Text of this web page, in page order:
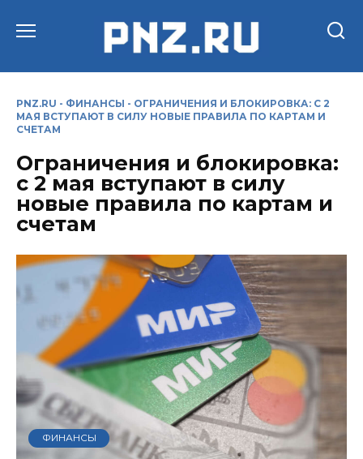
PNZ.RU - ФИНАНСЫ - ОГРАНИЧЕНИЯ И БЛОКИРОВКА: С 2
МАЯ ВСТУПАЮТ В СИЛУ НОВЫЕ ПРАВИЛА ПО КАРТАМ И
СЧЕТАМ
Ограничения и блокировка:
с 2 мая вступают в силу
новые правила по картам и
счетам
ФИНАНСЫ